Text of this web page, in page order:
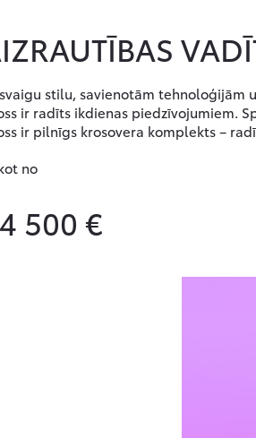
stilu, savienotām tehnoloģijām
ir radīts ikdienas piedzīvojumiem.
ir pilnīgs krosovera komplekts –
no
500 €